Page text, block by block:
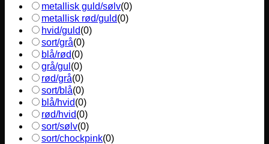
metallisk guld/sølv(0)
metallisk rød/guld(0)
hvid/guld(0)
sort/grå(0)
blå/rød(0)
grå/gul (0)
rød/grå(0)
sort/blå(0)
blå/hvid(0)
rød/hvid(0)
sort/sølv(0)
sort/chockpink(0)